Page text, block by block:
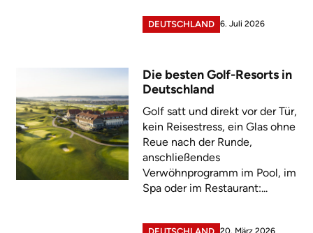
DEUTSCHLAND 6. Juli 2026
Die besten Golf-Resorts in
Deutschland
Golf satt und direkt vor der Tür,
kein Reisestress, ein Glas ohne
Reue nach der Runde,
anschließendes
Verwöhnprogramm im Pool, im
Spa oder im Restaurant:...
20. März 2026